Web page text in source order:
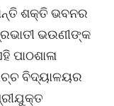
ଶକ୍ତି ଭବନର
ଭଉଣୀଙ୍କ
ବିଦ୍ୟାଳୟର